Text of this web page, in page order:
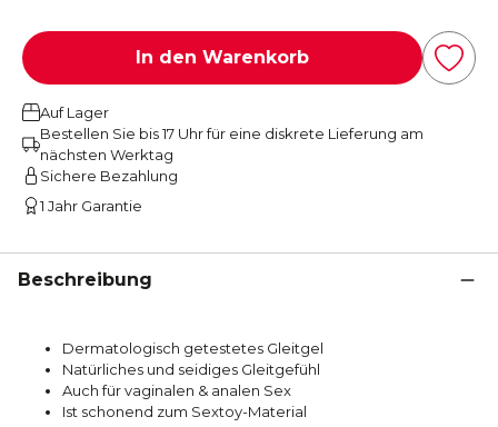
In den Warenkorb
Auf Lager
Bestellen Sie bis 17 Uhr für eine diskrete Lieferung am
nächsten Werktag
Sichere Bezahlung
1 Jahr Garantie
Beschreibung
Dermatologisch getestetes Gleitgel
Natürliches und seidiges Gleitgefühl
Auch für vaginalen & analen Sex
Ist schonend zum Sextoy-Material